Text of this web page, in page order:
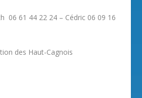
06 61 44 22 24 – Cédric 06 09 16
des Haut-Cagnois